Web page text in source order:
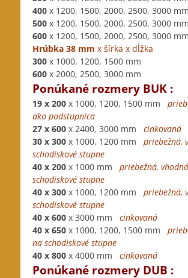
400 x 1200, 1500, 2000, 2500, 3000 mm
500 x 1200, 1500, 2000, 2500, 3000 mm
600 x 1200, 1500, 2000, 2500, 3000 mm
Hrúbka 38 mm x šírka x dĺžka
300 x 1000, 1200, 1500 mm
600 x 2000, 2500, 3000 mm
Ponúkané rozmery BUK :
19 x 200 x 1000, 1200, 1500 mm
ako podstupnica
27 x 600 x 2400, 3000 mm cinkovaná
30 x 300 x 1000, 1200 mm
priebežná,
schodiskové stupne
40 x 200 x 1000 mm priebežná,
schodiskové stupne
40 x 300 x 1000, 1200 mm priebežná,
schodiskové stupne
40 x 600 x 3000 mm
cinkovaná
40 x 650 x 1000, 1200, 1500 mm
na schodiskové stupne
40 x 800 x 4000 mm cinkovaná
Ponúkané rozmery DUB :